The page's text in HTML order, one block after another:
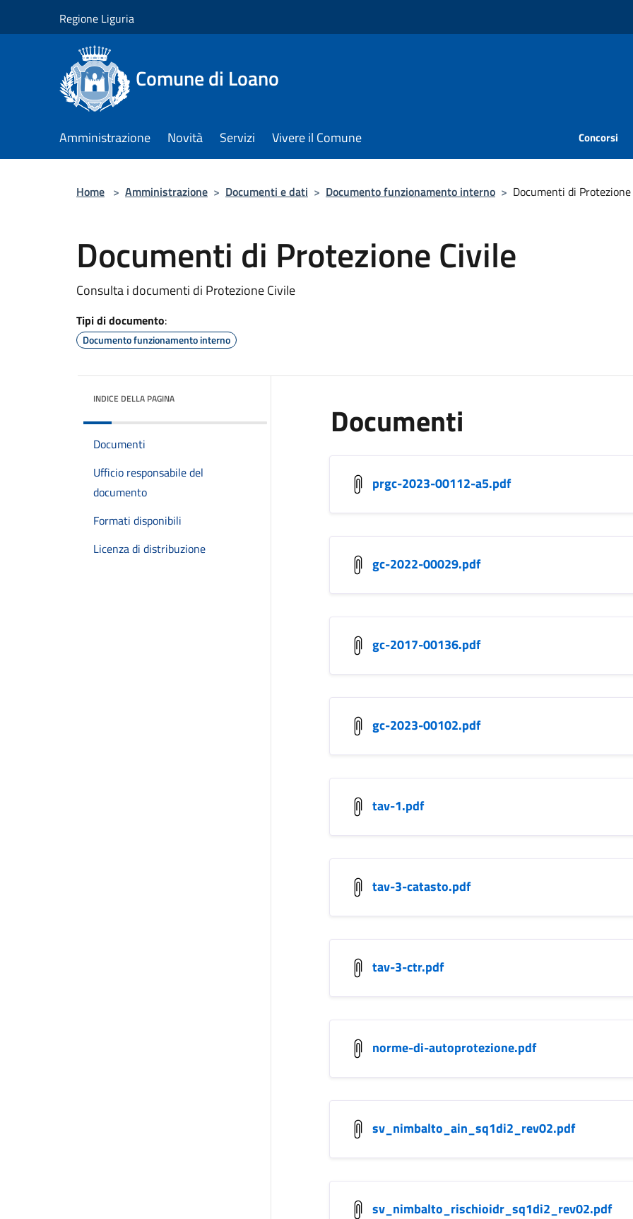
Regione Liguria
Comune di Loano
Amministrazione Novità Servizi Vivere il Comune Concorsi
Home > Amministrazione > Documenti e dati > Documento funzionamento interno > Documenti di
Documenti di Protezione Civile
Consulta i documenti di Protezione Civile
Tipi di documento:
Documento funzionamento interno
INDICE DELLA PAGINA
Documenti
Ufficio responsabile del
documento
Formati disponibili
Licenza di distribuzione
Documenti
prgc-2023-00112-a5.pdf
gc-2022-00029.pdf
gc-2017-00136.pdf
gc-2023-00102.pdf
tav-1.pdf
tav-3-catasto.pdf
tav-3-ctr.pdf
norme-di-autoprotezione.pdf
sv_nimbalto_ain_sq1di2_rev02.pdf
sv_nimbalto_rischioidr_sq1di2_rev02.pdf